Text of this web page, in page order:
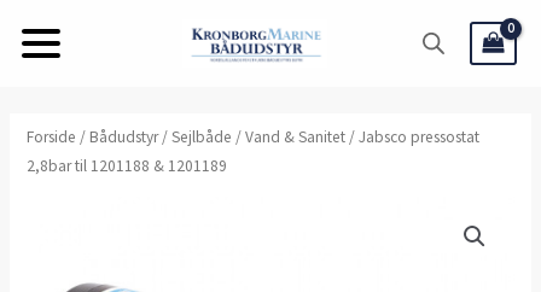
Forside / Bådudstyr/Sejlbåde /Vand & Sanitet / Jabsco pressostat
2,8bar til 1201188 & 1201189
Jabsco
pressostat